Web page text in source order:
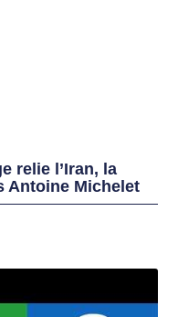
relie l’Iran, la
Antoine Michelet